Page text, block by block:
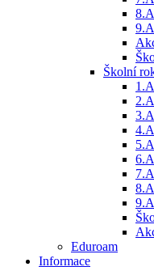
8.A
9.A
Školní
1.A
2.A
3.A
4.A
5.A
6.A
7.A
8.A
9.A
Eduroam
Informace